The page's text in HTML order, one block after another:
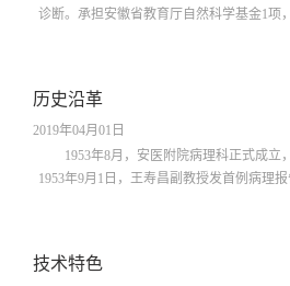
诊断。承担安徽省教育厅自然科学基金1项
历史沿革
2019年04月01日
1953年8月，安医附院病理科正式成立
1953年9月1日，王寿昌副教授发首例病理
技术特色